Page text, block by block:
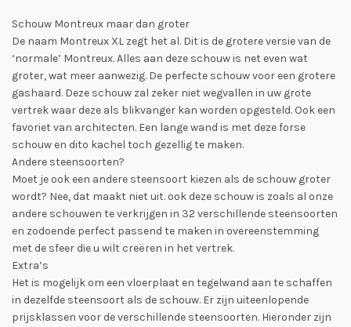
Schouw Montreux maar dan groter
De naam Montreux XL zegt het al. Dit is de grotere versie van de
‘normale’ Montreux. Alles aan deze schouw is net even wat
groter, wat meer aanwezig. De perfecte schouw voor een grotere
gashaard. Deze schouw zal zeker niet wegvallen in uw grote
vertrek waar deze als blikvanger kan worden opgesteld. Ook een
favoriet van architecten. Een lange wand is met deze forse
schouw en dito kachel toch gezellig te maken.
Andere steensoorten?
Moet je ook een andere steensoort kiezen als de schouw groter
wordt? Nee, dat maakt niet uit. ook deze schouw is zoals al onze
andere schouwen te verkrijgen in 32 verschillende steensoorten
en zodoende perfect passend te maken in overeenstemming
met de sfeer die u wilt creëren in het vertrek.
Extra’s
Het is mogelijk om een vloerplaat en tegelwand aan te schaffen
in dezelfde steensoort als de schouw. Er zijn uiteenlopende
prijsklassen voor de verschillende steensoorten. Hieronder zijn